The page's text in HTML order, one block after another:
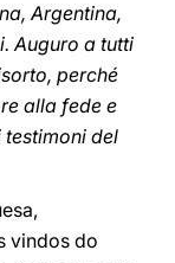
Argentina,
Auguro a tutti
perché
alla fede e
del
vindos do